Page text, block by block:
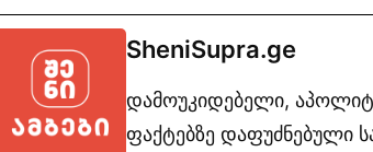
SheniSupra.ge
დამოუკიდებელი,
ფაქტებზე დაფუძნებული